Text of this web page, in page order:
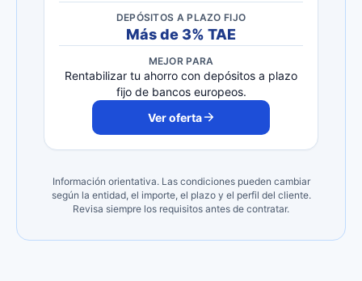
DEPÓSITOS A PLAZO FIJO
Más de 3% TAE
MEJOR PARA
Rentabilizar tu ahorro con depósitos a plazo
fijo de bancos europeos.
Ver oferta
Información orientativa. Las condiciones pueden cambiar
según la entidad, el importe, el plazo y el perfil del cliente.
Revisa siempre los requisitos antes de contratar.